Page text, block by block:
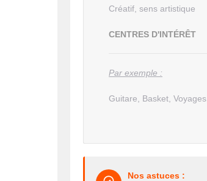
Créatif, sens artistique
CENTRES D'INTÉRÊT
Par exemple :
Guitare, Basket, Voyages.
Nos astuces :